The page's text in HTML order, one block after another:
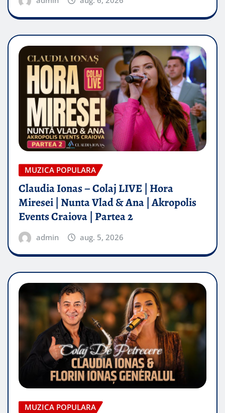
MUZICA POPULARA
Claudia Ionas – Colaj LIVE | Hora
Miresei | Nunta Vlad & Ana | Akropolis
Events Craiova | Partea 2
admin aug. 5, 2026
MUZICA POPULARA